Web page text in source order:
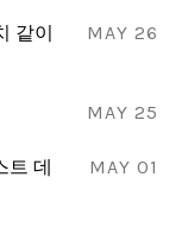
MAY 26
같이
MAY 25
MAY 01
데